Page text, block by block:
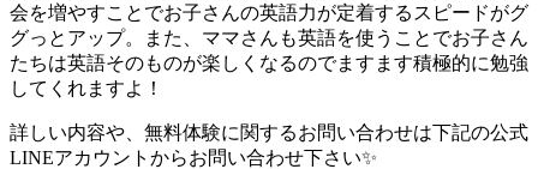
会を増やすことでお子さんの英語力が定着するスピードがグ
グっとアップ。また、ママさんも英語を使うことでお子さん
たちは英語そのものが楽しくなるのでますます積極的に勉強
してくれますよ！
詳しい内容や、無料体験に関するお問い合わせは下記の公式
LINEアカウントからお問い合わせ下さい✨